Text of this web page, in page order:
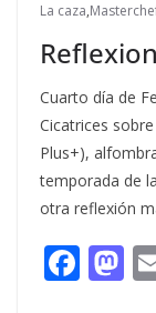
La caza,
Cuarto día de
Cicatrices
Plus+),
temporada de
otra reflexión
F M